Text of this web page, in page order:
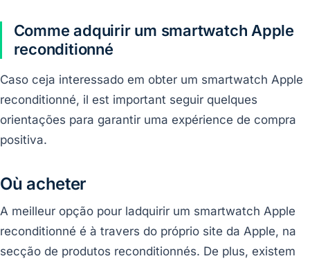
Comme adquirir um smartwatch Apple
reconditionné
Caso ceja interessado em obter um smartwatch Apple
reconditionné, il est important seguir quelques
orientações para garantir uma expérience de compra
positiva.
Où acheter
A meilleur opção pour ladquirir um smartwatch Apple
reconditionné é à travers do próprio site da Apple, na
secção de produtos reconditionnés. De plus, existem